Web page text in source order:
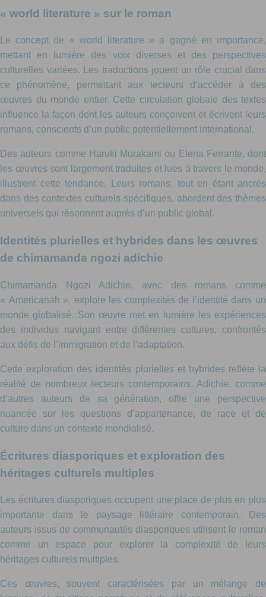
« world literature » sur le roman
Le concept de « world literature » a gagné en importance,
mettant en lumière des voix diverses et des perspectives
culturelles variées. Les traductions jouent un rôle crucial dans
ce phénomène, permettant aux lecteurs d’accéder à des
œuvres du monde entier. Cette circulation globale des textes
influence la façon dont les auteurs conçoivent et écrivent leurs
romans, conscients d’un public potentiellement international.
Des auteurs comme Haruki Murakami ou Elena Ferrante, dont
les œuvres sont largement traduites et lues à travers le monde,
illustrent cette tendance. Leurs romans, tout en étant ancrés
dans des contextes culturels spécifiques, abordent des thèmes
universels qui résonnent auprès d’un public global.
Identités plurielles et hybrides dans les œuvres
de chimamanda ngozi adichie
Chimamanda Ngozi Adichie, avec des romans comme
« Americanah », explore les complexités de l’identité dans un
monde globalisé. Son œuvre met en lumière les expériences
des individus navigant entre différentes cultures, confrontés
aux défis de l’immigration et de l’adaptation.
Cette exploration des identités plurielles et hybrides reflète la
réalité de nombreux lecteurs contemporains. Adichie, comme
d’autres auteurs de sa génération, offre une perspective
nuancée sur les questions d’appartenance, de race et de
culture dans un contexte mondialisé.
Écritures diasporiques et exploration des
héritages culturels multiples
Les écritures diasporiques occupent une place de plus en plus
importante dans le paysage littéraire contemporain. Des
auteurs issus de communautés diasporiques utilisent le roman
comme un espace pour explorer la complexité de leurs
héritages culturels multiples.
Ces œuvres, souvent caractérisées par un mélange de